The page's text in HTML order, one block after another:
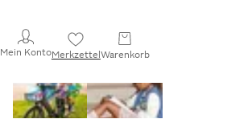
Mein KontoMerkzettelWarenkorb